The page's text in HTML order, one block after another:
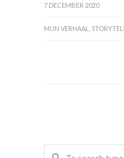
7 DECEMBER 2020
MIJN VERHAAL